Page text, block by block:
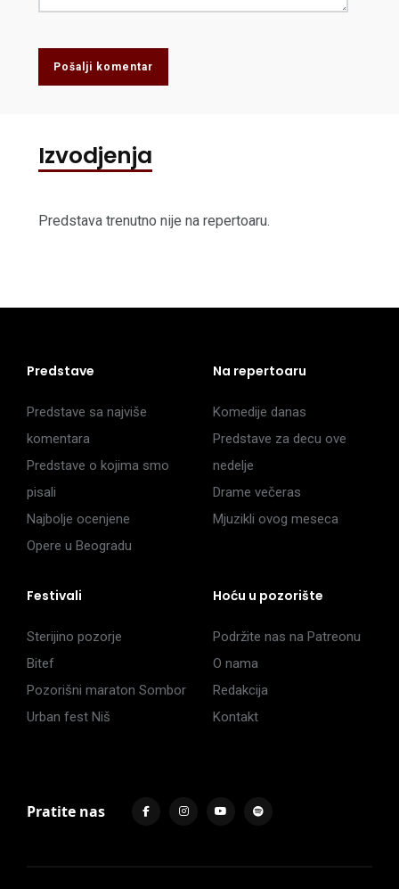
Pošalji komentar
Izvodjenja
Predstava trenutno nije na repertoaru.
Predstave
Predstave sa najviše
komentara
Predstave o kojima smo
pisali
Najbolje ocenjene
Opere u Beogradu
Na repertoaru
Komedije danas
Predstave za decu ove
nedelje
Drame večeras
Mjuzikli ovog meseca
Festivali
Sterijino pozorje
Bitef
Pozorišni maraton Sombor
Urban fest Niš
Hoću u pozorište
Podržite nas na Patreonu
O nama
Redakcija
Kontakt
Pratite nas